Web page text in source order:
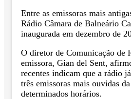
Entre as emissoras mais
Rádio Câmara de Balneário
inaugurada em dezembro de
O diretor de Comunicação de
emissora, Gian del Sent,
recentes indicam que a rádio
três emissoras mais ouvidas
determinados horários.